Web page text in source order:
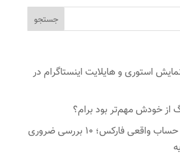
استوری و هایلایت اینستاگرام در
از خودش مهم‌تر بود برام؟
چک‌لیست افتتاح حساب واقعی فارکس؛ ۱۰ بررسی ضروری